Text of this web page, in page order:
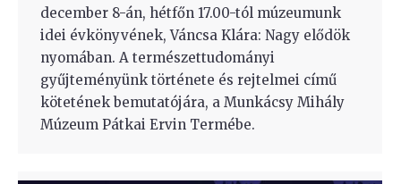
december 8-án, hétfőn 17.00-tól múzeumunk
idei évkönyvének, Váncsa Klára: Nagy elődök
nyomában. A természettudományi
gyűjteményünk története és rejtelmei című
kötetének bemutatójára, a Munkácsy Mihály
Múzeum Pátkai Ervin Termébe.